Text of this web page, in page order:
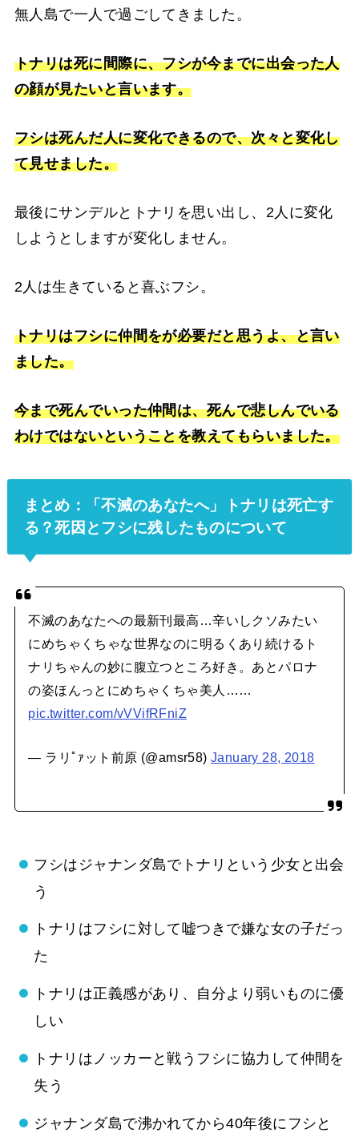
無人島で一人で過ごしてきました。
トナリは死に間際に、フシが今までに出会った人
の顔が見たいと言います。
フシは死んだ人に変化できるので、次々と変化し
て見せました。
最後にサンデルとトナリを思い出し、2人に変化
しようとしますが変化しません。
2人は生きていると喜ぶフシ。
トナリはフシに仲間をが必要だと思うよ、と言い
ました。
今まで死んでいった仲間は、死んで悲しんでいる
わけではないということを教えてもらいました。
まとめ：「不滅のあなたへ」トナリは死亡す
る？死因とフシに残したものについて
不滅のあなたへの最新刊最高…辛いしクソみたい
にめちゃくちゃな世界なのに明るくあり続けるト
ナリちゃんの妙に腹立つところ好き。あとパロナ
の姿ほんっとにめちゃくちゃ美人……
pic.twitter.com/vVVifRFniZ
— ラリﾟｧット前原 (@amsr58) January 28, 2018
フシはジャナンダ島でトナリという少女と出会
う
トナリはフシに対して嘘つきで嫌な女の子だっ
た
トナリは正義感があり、自分より弱いものに優
しい
トナリはノッカーと戦うフシに協力して仲間を
失う
ジャナンダ島で沸かれてから40年後にフシと